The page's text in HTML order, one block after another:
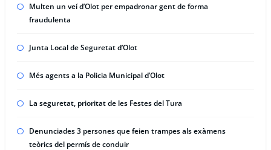
Multen un veí d’Olot per empadronar gent de forma
fraudulenta
Junta Local de Seguretat d’Olot
Més agents a la Policia Municipal d’Olot
La seguretat, prioritat de les Festes del Tura
Denunciades 3 persones que feien trampes als exàmens
teòrics del permís de conduir